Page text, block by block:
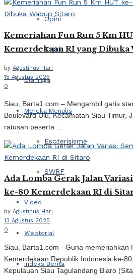
Opini
Tajuk
Olahraga
Mereka Menulis
Esoterisisme
SWRF
Video
Webtorial
Indeks Berita
Kemeriahan Fun Run 5 Km
Kemerdekaan RI yang Dibuka
by Agustinus Hari
15 Agustus 2025
0
Siau, Barta1.com – Mengambil garis
Boulevard Ulu, Kecamatan Siau Timur,
ratusan peserta ...
Ada Lomba Gerak Jalan
ke-80 Kemerdekaan RI di
by Agustinus Hari
13 Agustus 2025
0
Siau, Barta1.com - Guna memeriahkan
Kemerdekaan Republik Indonesia ke-
Kepulauan Siau Tagulandang Biaro